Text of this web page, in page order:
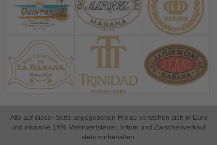
Alle auf dieser Seite angegebenen Preise verstehen sich in Euro
und inklusive 19% Mehrwertsteuer. Irrtum und Zwischenverkauf
stets vorbehalten.